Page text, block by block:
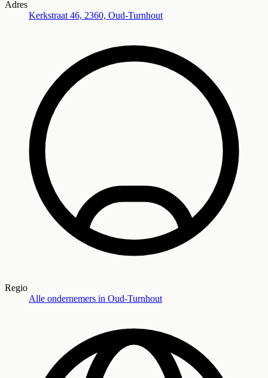
Adres
Kerkstraat 46, 2360, Oud-Turnhout
Regio
Alle ondernemers in Oud-Turnhout